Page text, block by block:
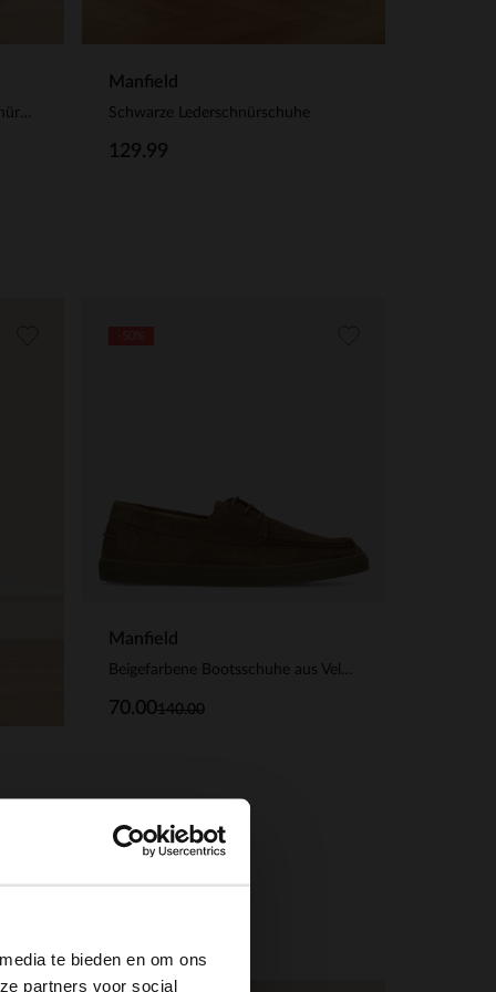
te bieden en om ons
partners voor social
Manfield
Schwarze Lederschnürschuhe
129.99
Manfield
140.00
70.00